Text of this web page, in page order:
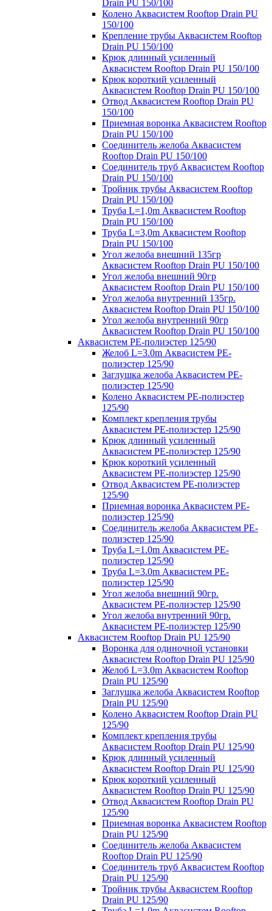
Drain PU 150/100
Колено Аквасистем Rooftop Drain PU
150/100
Крепление трубы Аквасистем Rooftop
Drain PU 150/100
Крюк длинный усиленный
Аквасистем Rooftop Drain PU 150/100
Крюк короткий усиленный
Аквасистем Rooftop Drain PU 150/100
Отвод Аквасистем Rooftop Drain PU
150/100
Приемная воронка Аквасистем Rooftop
Drain PU 150/100
Соединитель желоба Аквасистем
Rooftop Drain PU 150/100
Соединитель труб Аквасистем Rooftop
Drain PU 150/100
Тройник трубы Аквасистем Rooftop
Drain PU 150/100
Труба L=1,0m Аквасистем Rooftop
Drain PU 150/100
Труба L=3,0m Аквасистем Rooftop
Drain PU 150/100
Угол желоба внешний 135гр
Аквасистем Rooftop Drain PU 150/100
Угол желоба внешний 90гр
Аквасистем Rooftop Drain PU 150/100
Угол желоба внутренний 135гр.
Аквасистем Rooftop Drain PU 150/100
Угол желоба внутренний 90гр
Аквасистем Rooftop Drain PU 150/100
Аквасистем PE-полиэстер 125/90
Желоб L=3.0m Аквасистем PE-
полиэстер 125/90
Заглушка желоба Аквасистем PE-
полиэстер 125/90
Колено Аквасистем PE-полиэстер
125/90
Комплект крепления трубы
Аквасистем PE-полиэстер 125/90
Крюк длинный усиленный
Аквасистем PE-полиэстер 125/90
Крюк короткий усиленный
Аквасистем PE-полиэстер 125/90
Отвод Аквасистем РЕ-полиэстер
125/90
Приемная воронка Аквасистем PE-
полиэстер 125/90
Соединитель желоба Аквасистем PE-
полиэстер 125/90
Труба L=1.0m Аквасистем PE-
полиэстер 125/90
Труба L=3.0m Аквасистем PE-
полиэстер 125/90
Угол желоба внешний 90гр.
Аквасистем PE-полиэстер 125/90
Угол желоба внутренний 90гр.
Аквасистем PE-полиэстер 125/90
Аквасистем Rooftop Drain PU 125/90
Воронка для одиночной установки
Аквасистем Rooftop Drain PU 125/90
Желоб L=3.0m Аквасистем Rooftop
Drain PU 125/90
Заглушка желоба Аквасистем Rooftop
Drain PU 125/90
Колено Аквасистем Rooftop Drain PU
125/90
Комплект крепления трубы
Аквасистем Rooftop Drain PU 125/90
Крюк длинный усиленный
Аквасистем Rooftop Drain PU 125/90
Крюк короткий усиленный
Аквасистем Rooftop Drain PU 125/90
Отвод Аквасистем Rooftop Drain PU
125/90
Приемная воронка Аквасистем Rooftop
Drain PU 125/90
Соединитель желоба Аквасистем
Rooftop Drain PU 125/90
Соединитель труб Аквасистем Rooftop
Drain PU 125/90
Тройник трубы Аквасистем Rooftop
Drain PU 125/90